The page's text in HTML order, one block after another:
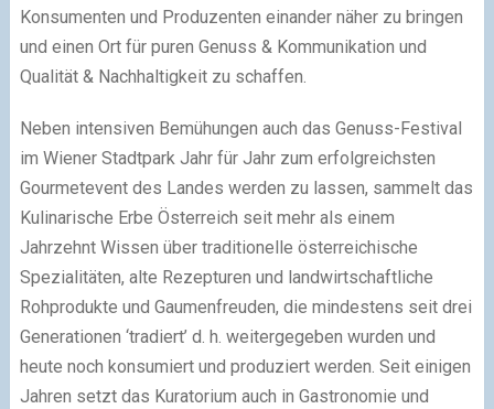
Konsumenten und Produzenten einander näher zu bringen
und einen Ort für puren Genuss & Kommunikation und
Qualität & Nachhaltigkeit zu schaffen.
Neben intensiven Bemühungen auch das Genuss-Festival
im Wiener Stadtpark Jahr für Jahr zum erfolgreichsten
Gourmetevent des Landes werden zu lassen, sammelt das
Kulinarische Erbe Österreich seit mehr als einem
Jahrzehnt Wissen über traditionelle österreichische
Spezialitäten, alte Rezepturen und landwirtschaftliche
Rohprodukte und Gaumenfreuden, die mindestens seit drei
Generationen ‘tradiert’ d. h. weitergegeben wurden und
heute noch konsumiert und produziert werden. Seit einigen
Jahren setzt das Kuratorium auch in Gastronomie und